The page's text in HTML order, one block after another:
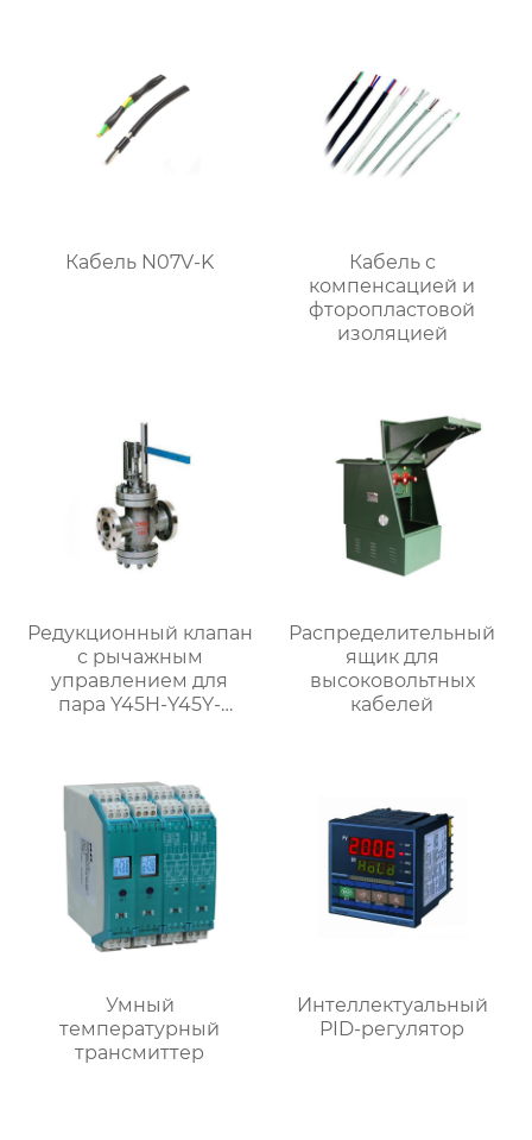
Кабель N07V-K
Кабель с
компенсацией и
фторопластовой
изоляцией
Редукционный клапан
с рычажным
управлением для
пара Y45H-Y45Y-
Распределительный
ящик для
высоковольтных
кабелей
Умный
температурный
трансмиттер
Интеллектуальный
PID-регулятор